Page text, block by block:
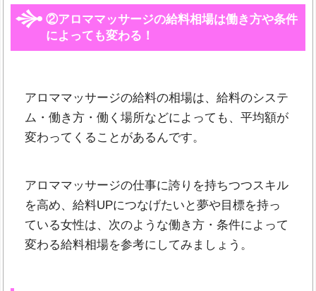
②アロママッサージの給料相場は働き方や条件
によっても変わる！
アロママッサージの給料の相場は、給料のシステ
ム・働き方・働く場所などによっても、平均額が
変わってくることがあるんです。
アロママッサージの仕事に誇りを持ちつつスキル
を高め、給料UPにつなげたいと夢や目標を持っ
ている女性は、次のような働き方・条件によって
変わる給料相場を参考にしてみましょう。